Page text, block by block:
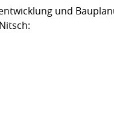
und